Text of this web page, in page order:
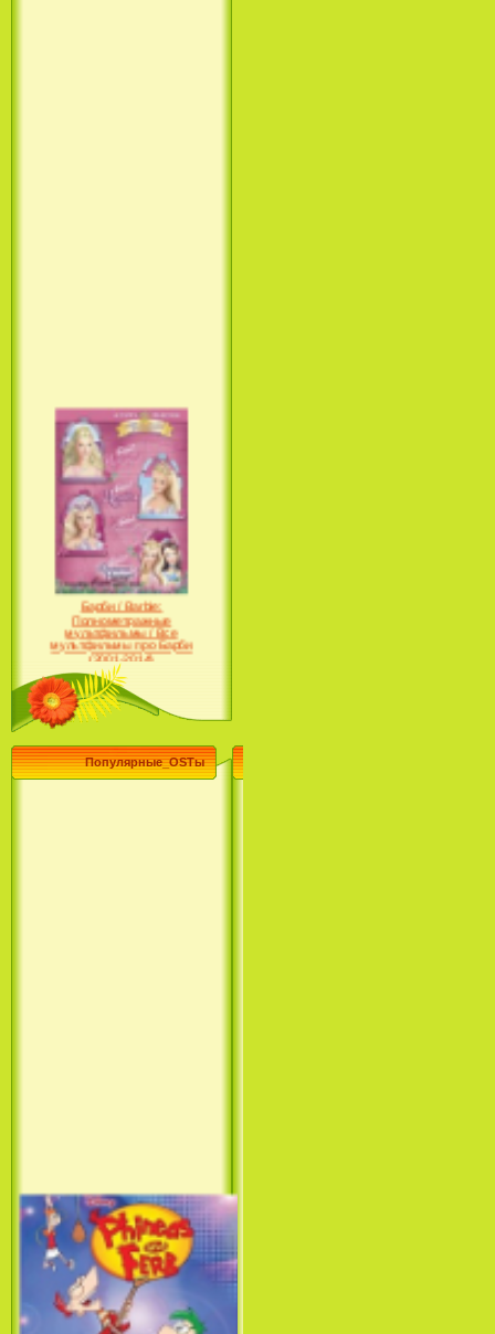
Барби / Barbie:
Полнометражные
мультфильмы / Все
мультфильмы про Барби
(2001-2014)
Фархат: Принц Персии /
Популярные_OSTы